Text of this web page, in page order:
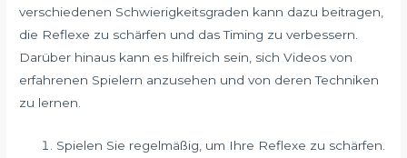
verschiedenen Schwierigkeitsgraden kann dazu beitragen,
die Reflexe zu schärfen und das Timing zu verbessern.
Darüber hinaus kann es hilfreich sein, sich Videos von
erfahrenen Spielern anzusehen und von deren Techniken
zu lernen.
Spielen Sie regelmäßig, um Ihre Reflexe zu schärfen.